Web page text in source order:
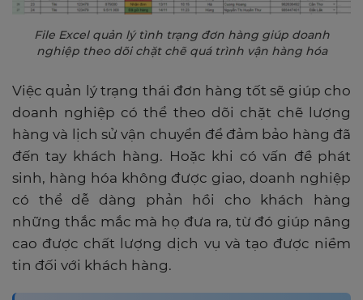
File Excel quản lý tình trạng đơn hàng giúp doanh
nghiệp theo dõi chặt chẽ quá trình vận hàng hóa
Việc quản lý trạng thái đơn hàng tốt sẽ giúp cho
doanh nghiệp có thể theo dõi chặt chẽ lượng
hàng và lịch sử vận ​​chuyển để đảm bảo hàng đã
đến tay khách hàng. Hoặc khi có vấn đề phát
sinh, hàng hóa không được giao, doanh nghiệp
có thể dễ dàng phản hồi cho khách hàng
những thắc mắc mà họ đưa ra, từ đó giúp nâng
cao được chất lượng dịch vụ và tạo được niềm
tin đối với khách hàng.